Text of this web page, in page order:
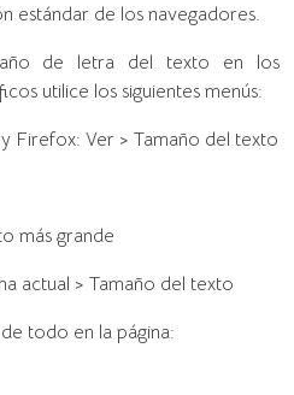
estándar de los navegadores.
de letra del texto en los
utilice los siguientes menús:
Firefox: Ver > Tamaño del texto
más grande
actual > Tamaño del texto
todo en la página: